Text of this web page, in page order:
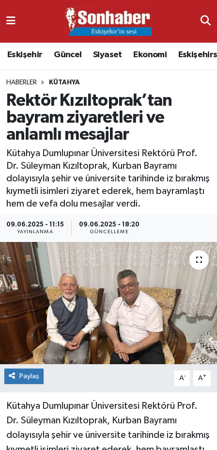
Eskişehir Güncel Siyaset Ekonomi
HABERLER KÜTAHYA
Rektör Kızıltoprak’tan
bayram ziyaretleri ve
anlamlı mesajlar
Kütahya Dumlupınar Üniversitesi Rektörü Prof.
Dr. Süleyman Kızıltoprak, Kurban Bayramı
dolayısıyla şehir ve üniversite tarihinde iz bırakmış
kıymetli isimleri ziyaret ederek, hem bayramlaştı
hem de vefa dolu mesajlar verdi.
09.06.2025 - 11:15
YAYINLANMA
09.06.2025 - 18:20
GÜNCELLEME
Paylaş A- A+
Kütahya Dumlupınar Üniversitesi Rektörü Prof.
Dr. Süleyman Kızıltoprak, Kurban Bayramı
dolayısıyla şehir ve üniversite tarihinde iz bırakmış
Ekonomi
Kültür & Sanat
Magazin
Resmi İlanlar
Siyaset
Spor
Nöbetçi Eczaneler
Namaz Vakitleri
Trafik Durumu
Süper Lig Puan Durumu ve Fikstür
Tüm Manşetler
Son Dakika Haberleri